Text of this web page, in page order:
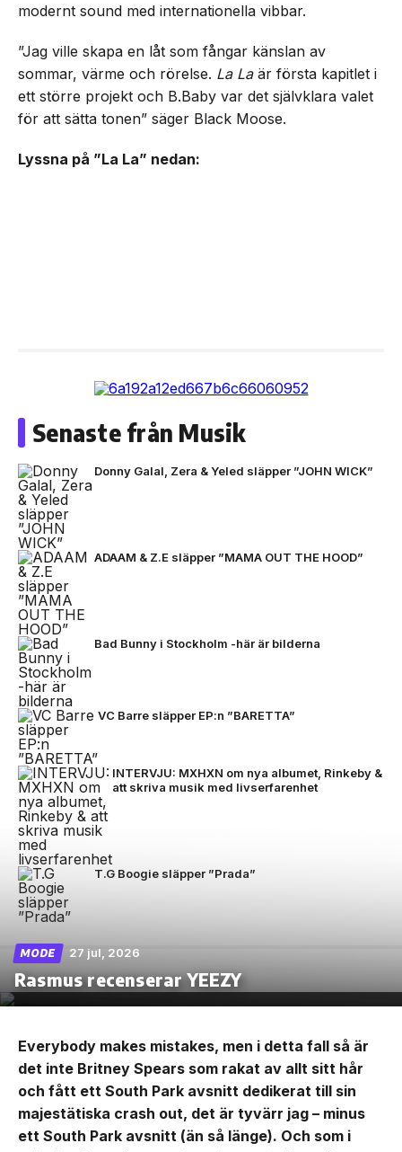
modernt sound med internationella vibbar.
”Jag ville skapa en låt som fångar känslan av
sommar, värme och rörelse. La Laär första kapitlet i
ett större projekt och B.Baby var det självklara valet
för att sätta tonen” säger Black Moose.
Lyssna på ”La La” nedan:
Senaste från Musik
Donny Galal, Zera & Yeled släpper ”JOHN WICK”
ADAAM & Z.E släpper ”MAMA OUT THE HOOD”
Bad Bunny i Stockholm -här är bilderna
VC Barre släpper EP:n ”BARETTA”
INTERVJU: MXHXN om nya albumet, Rinkeby &
att skriva musik med livserfarenhet
T.G Boogie släpper ”Prada”
MODE 27 jul, 2026
Rasmus recenserar YEEZY
Everybody makes mistakes, men i detta fall så är
det inte Britney Spears som rakat av allt sitt hår
och fått ett South Park avsnitt dedikerat till sin
majestätiska crash out, det är tyvärr jag – minus
ett South Park avsnitt (än så länge). Och som i